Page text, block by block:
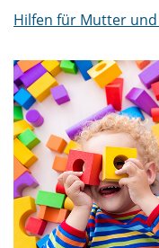
Hilfen für Mutter und